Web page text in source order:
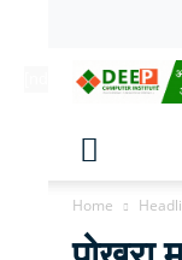
[ndc-today-date]
Home